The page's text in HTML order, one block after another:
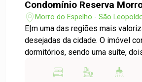
Condomínio Reserva
Morro do Espelho - São
E|m uma das regiões mais
desejadas da cidade. O imóvel conta com três
dormitórios, sendo uma suíte,
leitura, escritório ideal para home